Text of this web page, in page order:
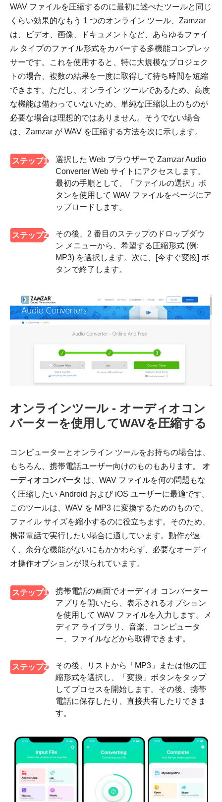
WAV ファイルを圧縮するのに最初に述べたツールと同じ
くらい効果的なもう 1 つのオンライン ツール、Zamzar
は、ビデオ、画像、ドキュメントなど、あらゆるファイ
ル タイプのファイル形式をカバーする多機能コンプレッ
サーです。これを使用すると、特に大規模なプロジェク
トの場合、複数の結果を一度に取得して待ち時間を短縮
できます。ただし、オンライン ツールであるため、高度
な機能は備わっていないため、単純な圧縮以上のものが
必要な場合は理想的ではありません。そうでない場合
は、Zamzar が WAV を圧縮する方法を次に示します。
ステップ1
選択した Web ブラウザーで Zamzar Audio
Converter Web サイトにアクセスします。
最初の手順として、「ファイルの選択」ボ
タンを使用して WAV ファイルをページにア
ップロードします。
ステップ2
その後、2 番目のステップのドロップダウ
ン メニューから、希望する圧縮形式 (例:
MP3) を選択します。次に、[今すぐ変換] ボ
タンで終了します。
オンラインツール - オーディオコン
バーターを使用してWAVを圧縮する
コンピューターとオンライン ツールをお持ちの場合は、
もちろん、携帯電話ユーザー向けのものもあります。 オ
ーディオコンバータ は、WAV ファイルを何の問題もな
く圧縮したい Android および iOS ユーザーに最適です。
このツールは、WAV を MP3 に変換するためのもので、
ファイル サイズを縮小するのに役立ちます。そのため、
携帯電話で実行したい場合に適しています。動作が速
く、余分な機能がないにもかかわらず、必要なオーディ
オ操作オプションが限られています。
ステップ1
携帯電話の画面でオーディオ コンバーター
アプリを開いたら、表示されるオプション
を使用して WAV ファイルを入力します。メ
ディア ライブラリ、音楽、コンピュータ
ー、ファイルなどから取得できます。
ステップ2
その後、リストから「MP3」または他の圧
縮形式を選択し、「変換」ボタンをタップ
してプロセスを開始します。その後、携帯
電話に保存したり、直接共有したりできま
す。